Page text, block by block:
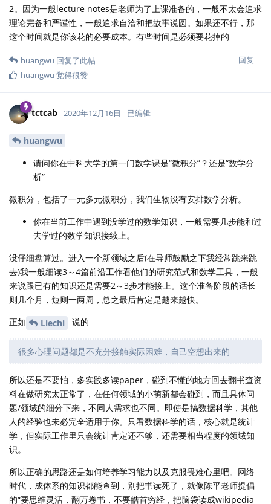
2。因为一般lecture notes是老师为了上课准备的，一般不太会追求
理论完备和严谨性，一般追求自洽和把故事说圆。如果还不行，那
这个时间就是你该花的必要成本。有些时间是必须要花掉的
回复
huangwu 回复了此帖
huangwu 觉得很赞
tctcab 2020年12月16日 已编辑
huangwu
请问你在中科大学的第一门数学课是“微积分”？还是“数学分
析”
微积分，包括了一元多元微积分，我们生物没有安排数学分析。
你在当前工作中遇到没学过的数学知识，一般需要几步能和过
去学过的数学知识接续上。
没仔细盘算过。进入一个新领域之后(在导师鼓励之下我经常跳来跳
去)我一般细读3～4篇前沿工作看他们的研究范式和数学工具，一般
来说跟已有的知识还是需要2～3步才能接上。这个准备阶段的话长
则几个月，短则一两周，总之最后肯定是越来越快。
正如
Liechi 说的
很多心理问题都是不充分接触实际困难，自己空想出来的
所以还是不要怕，多实践多读paper，碰到不懂的地方回去翻书查资
料在做研究太正常了，在任何领域的小萌新都会碰到，而且具体问
题/领域的细分下来，不同人需求也不同。即使是搞数据科学，其他
人的经验也未必完全适用于你。只看数据科学的话，核心就是统计
学，但实际工作里只会统计肯定还不够，还需要相当程度的领域知
识。
所以正确的思路还是如何培养学习能力以及克服畏难心里吧。网络
时代，成体系的知识都能查到，别把书读死了，就像陈平老师提倡
的“要思维灵活，翻万卷书，不要皓首穷经，把脑袋读成wikipedia